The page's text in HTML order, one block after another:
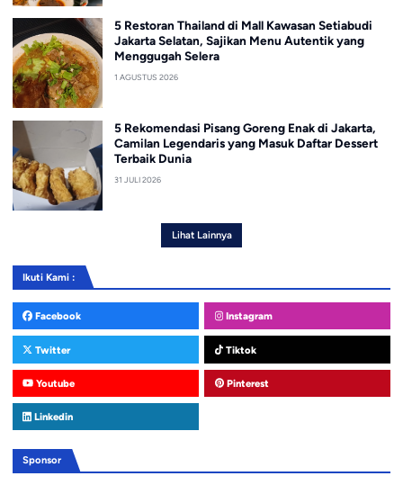
5 Restoran Thailand di Mall Kawasan Setiabudi
Jakarta Selatan, Sajikan Menu Autentik yang
Menggugah Selera
1 AGUSTUS 2026
5 Rekomendasi Pisang Goreng Enak di Jakarta,
Camilan Legendaris yang Masuk Daftar Dessert
Terbaik Dunia
31 JULI 2026
Lihat Lainnya
Ikuti Kami :
Facebook Instagram
Twitter Tiktok
Youtube Pinterest
Linkedin
Sponsor